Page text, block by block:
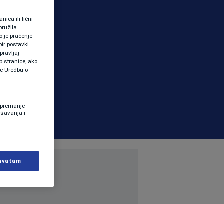
ili lični
je praćenje
postavki
stranice, ako
Uredbu o
i